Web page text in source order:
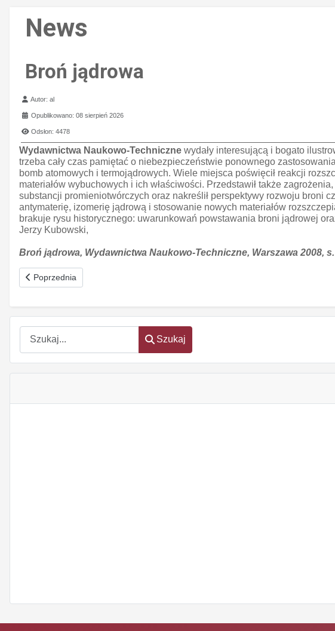
Szukaj
Szukaj
News
Broń jądrowa
Szczegóły
Autor:al
Opublikowano: 08 sierpień 2026
Odsłon: 4478
Wydawnictwa Naukowo-Techniczne wydały interesującą i bogato
trzeba cały czas pamiętać o niebezpieczeństwie ponownego
bomb atomowych i termojądrowych. Wiele miejsca poświęcił reakcji
materiałów wybuchowych i ich właściwości. Przedstawił także
substancji promieniotwórczych oraz nakreślił perspektywy rozwoju broni
antymaterię, izomerię jądrową i stosowanie nowych materiałów
brakuje rysu historycznego: uwarunkowań powstawania broni jądrowej
Jerzy Kubowski,
Broń jądrowa, Wydawnictwa Naukowo-Techniczne, Warszawa 2008,
Poprzednia strona: Aleksander Wielki
Poprzednia